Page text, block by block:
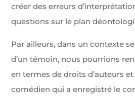
créer des erreurs
questions sur le plan
Par ailleurs, dans un contexte
d’un témoin, nous pourrions
en termes de droits d’auteurs
comédien qui a enregistré le